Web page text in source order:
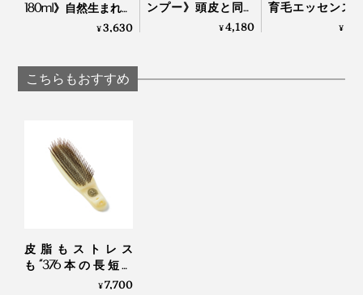
手でトリートメントをなじませたあと、上から下にブラ
180ml》自然生まれの
フルボ酸と高山植物
るノンシリコントリ
ートメント｜
¥3,630
ンプー》頭皮と同じ
「アミノ酸」系だか
¥4,180
育毛エッセンス
効成分を濃縮配
¥
こちらもおすすめ
皮脂もストレス
も“376本の長短ピ
ン”が洗い流してくれ
¥7,700